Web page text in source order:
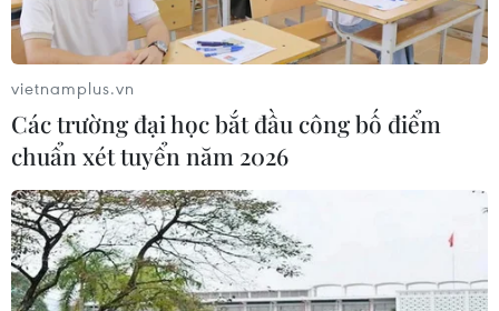
Israel và Brazil cam kết thúc đẩy liên minh
chiến lược mới
29/12/2018 02:17
Thủ tướng Israel Netanyahu đã có cuộc hội đàm với
Tổng thống đắc cử nước chủ nhà Jair Bolsonaro với cam
kết sẽ thúc đẩy một “liên minh chiến lược mới” nhằm
mở rộng hơn nữa hợp tác song phương.
vietnamplus.vn
Các trường đại học bắt đầu công bố điểm
chuẩn xét tuyển năm 2026